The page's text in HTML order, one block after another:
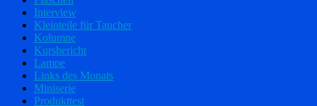
Interview
Kleinteile für Taucher
Kolumne
Kursbericht
Lampe
Links des Monats
Miniserie
Produkttest